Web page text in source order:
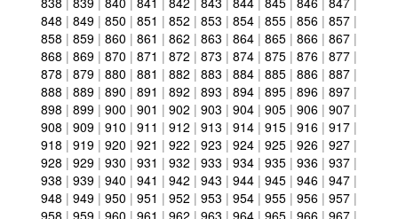
848 | 849 | 850 | 851 | 852 | 853 | 854 | 855 | 856 | 857 |
858 | 859 | 860 | 861 | 862 | 863 | 864 | 865 | 866 | 867 |
868 | 869 | 870 | 871 | 872 | 873 | 874 | 875 | 876 | 877 |
878 | 879 | 880 | 881 | 882 | 883 | 884 | 885 | 886 | 887 |
888 | 889 | 890 | 891 | 892 | 893 | 894 | 895 | 896 | 897 |
898 | 899 | 900 | 901 | 902 | 903 | 904 | 905 | 906 | 907 |
908 | 909 | 910 | 911 | 912 | 913 | 914 | 915 | 916 | 917 |
918 | 919 | 920 | 921 | 922 | 923 | 924 | 925 | 926 | 927 |
928 | 929 | 930 | 931 | 932 | 933 | 934 | 935 | 936 | 937 |
938 | 939 | 940 | 941 | 942 | 943 | 944 | 945 | 946 | 947 |
948 | 949 | 950 | 951 | 952 | 953 | 954 | 955 | 956 | 957 |